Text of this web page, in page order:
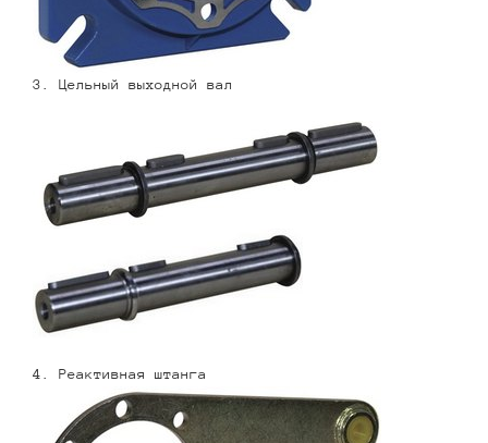
3. Цельный выходной вал
4. Реактивная штанга